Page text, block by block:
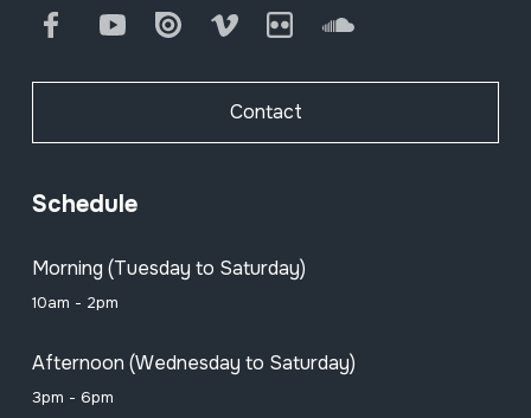
FacebookYoutube Issuu Vimeo Flickr SoundCloud
Contact
Schedule
Morning (Tuesday to Saturday)
10am - 2pm
Afternoon (Wednesday to Saturday)
3pm - 6pm